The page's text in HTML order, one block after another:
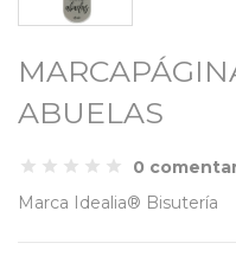
ABUELAS
0
Marca Idealia® Bisutería